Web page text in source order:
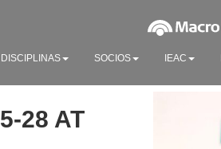
DISCIPLINAS SOCIOS IEAC
28 AT